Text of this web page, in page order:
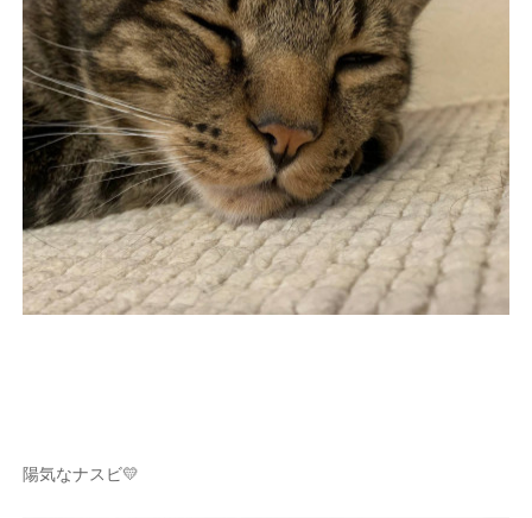
陽気なナスビ💛